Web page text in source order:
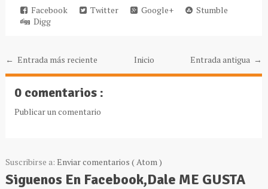
Facebook Twitter Google+
Stumble
Digg
← Entrada más reciente Entrada antigua →
Inicio
0 comentarios :
Publicar un comentario
Suscribirse a: Enviar comentarios ( Atom )
Siguenos En Facebook,Dale ME GUSTA